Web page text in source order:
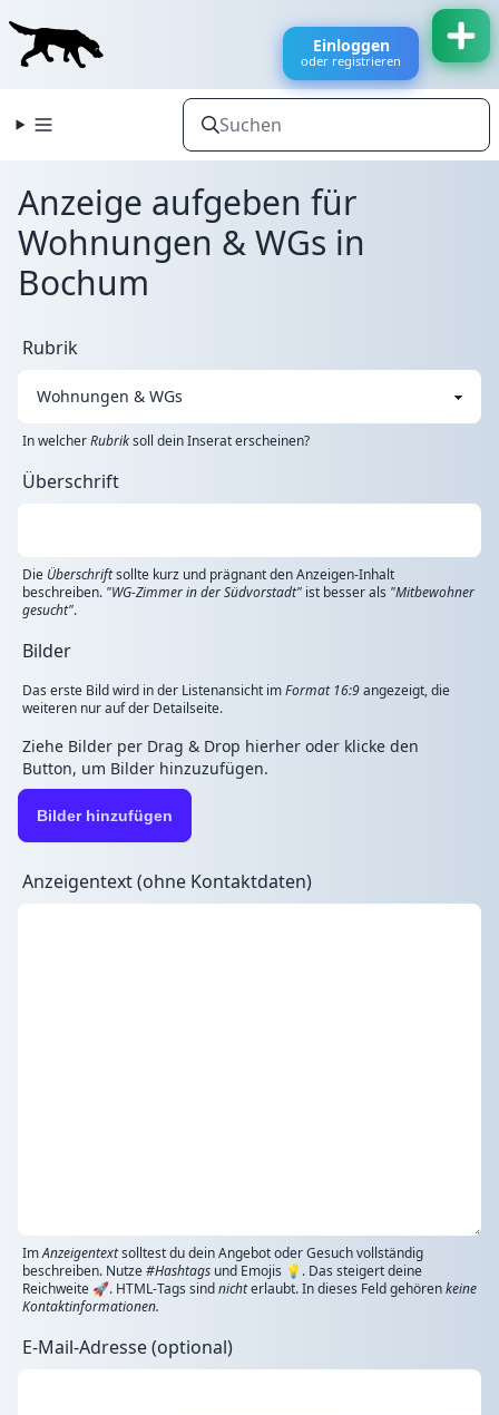
Einloggen
oder registrieren
Anzeige aufgeben für
Wohnungen & WGs in
Bochum
Rubrik
In welcherRubriksoll dein Inserat erscheinen?
Überschrift
Die Überschriftsollte kurz und prägnant den Anzeigen-Inhalt
beschreiben. "WG-Zimmer in der Südvorstadt" ist besser als "Mitbewohner
gesucht".
Bilder
Das erste Bild wird in der Listenansicht imFormat 16:9angezeigt, die
weiteren nur auf der Detailseite.
Ziehe Bilder per Drag & Drop hierher oder klicke den
Button, um Bilder hinzuzufügen.
Bilder hinzufügen
Anzeigentext (ohne Kontaktdaten)
ImAnzeigentextsolltest du dein Angebot oder Gesuch vollständig
beschreiben. Nutze#Hashtags und Emojis 💡. Das steigert deine
Reichweite 🚀. HTML-Tags sindnichterlaubt. In dieses Feld gehörenkeine
Kontaktinformationen.
E-Mail-Adresse (optional)